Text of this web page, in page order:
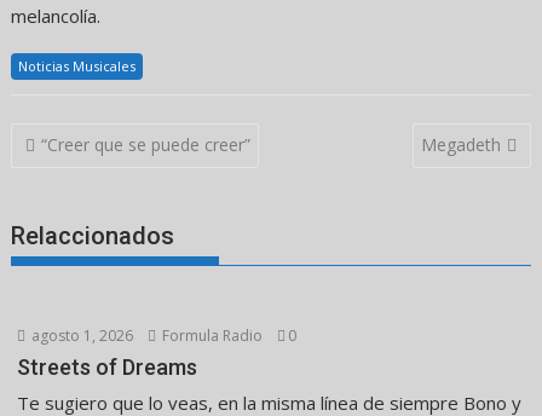
melancolía.
Noticias Musicales
Navegación
“Creer que se puede creer” Megadeth
Relaccionados
agosto 1, 2026 Formula Radio 0
Streets of Dreams
Te sugiero que lo veas, en la misma línea de siempre Bono y